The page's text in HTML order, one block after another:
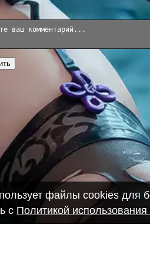
файлы cookies для
с Политикой